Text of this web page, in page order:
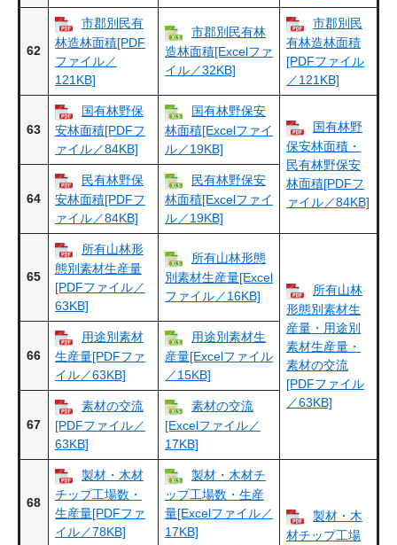
62
市郡別民有
林造林面積[PDF
ファイル／
121KB]
市郡別民有林
造林面積[Excelファ
イル／32KB]
市郡別民
有林造林面積
[PDFファイル
／121KB]
63
国有林野保
安林面積[PDFフ
ァイル／84KB]
国有林野保安
林面積[Excelファイ
ル／19KB]
国有林野
保安林面積・
民有林野保安
林面積[PDFフ
ァイル／84KB]
64
民有林野保
安林面積[PDFフ
ァイル／84KB]
民有林野保安
林面積[Excelファイ
ル／19KB]
65
所有山林形
態別素材生産量
[PDFファイル／
63KB]
所有山林形態
別素材生産量[Excel
ファイル／16KB]
所有山林
形態別素材生
産量・用途別
素材生産量・
素材の交流
[PDFファイル
／63KB]
66
用途別素材
生産量[PDFファ
イル／63KB]
用途別素材生
産量[Excelファイル
／15KB]
67
素材の交流
[PDFファイル／
63KB]
素材の交流
[Excelファイル／
17KB]
68
製材・木材
チップ工場数・
生産量[PDFファ
イル／78KB]
製材・木材チ
ップ工場数・生産
量[Excelファイル／
17KB]
製材・木
材チップ工場